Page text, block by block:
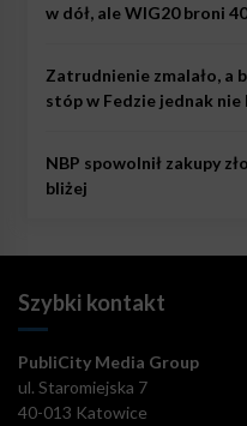
w dół, ale WIG20 broni
Zatrudnienie zmalało, a
stóp w Fedzie jednak nie
NBP spowolnił zakupy
bliżej
Szybki kontakt
PubliCity Media Group
ul. Staromiejska 7
40-013 Katowice